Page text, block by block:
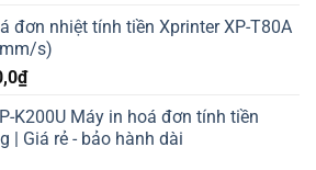
đơn nhiệt tính tiền Xprinter XP-T80A
s)
₫
K200U Máy in hoá đơn tính tiền
| Giá rẻ - bảo hành dài